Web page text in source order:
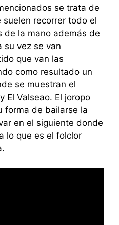
se trata de
suelen recorrer todo el
de la mano además de
su vez se van
que van las
como resultado un
se muestran el
El Valseao. El joropo
forma de bailarse la
en el siguiente donde
lo que es el folclor